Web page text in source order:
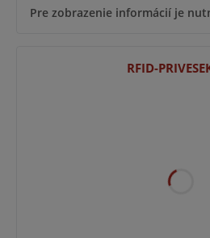
Pre zobrazenie informácií je
RFID-